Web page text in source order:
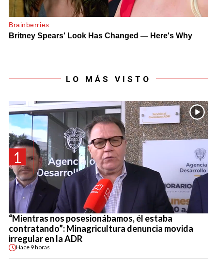
LO MÁS VISTO
1
“Mientras nos posesionábamos, él estaba
contratando”: Minagricultura denuncia movida
irregular en la ADR
Hace 9 horas